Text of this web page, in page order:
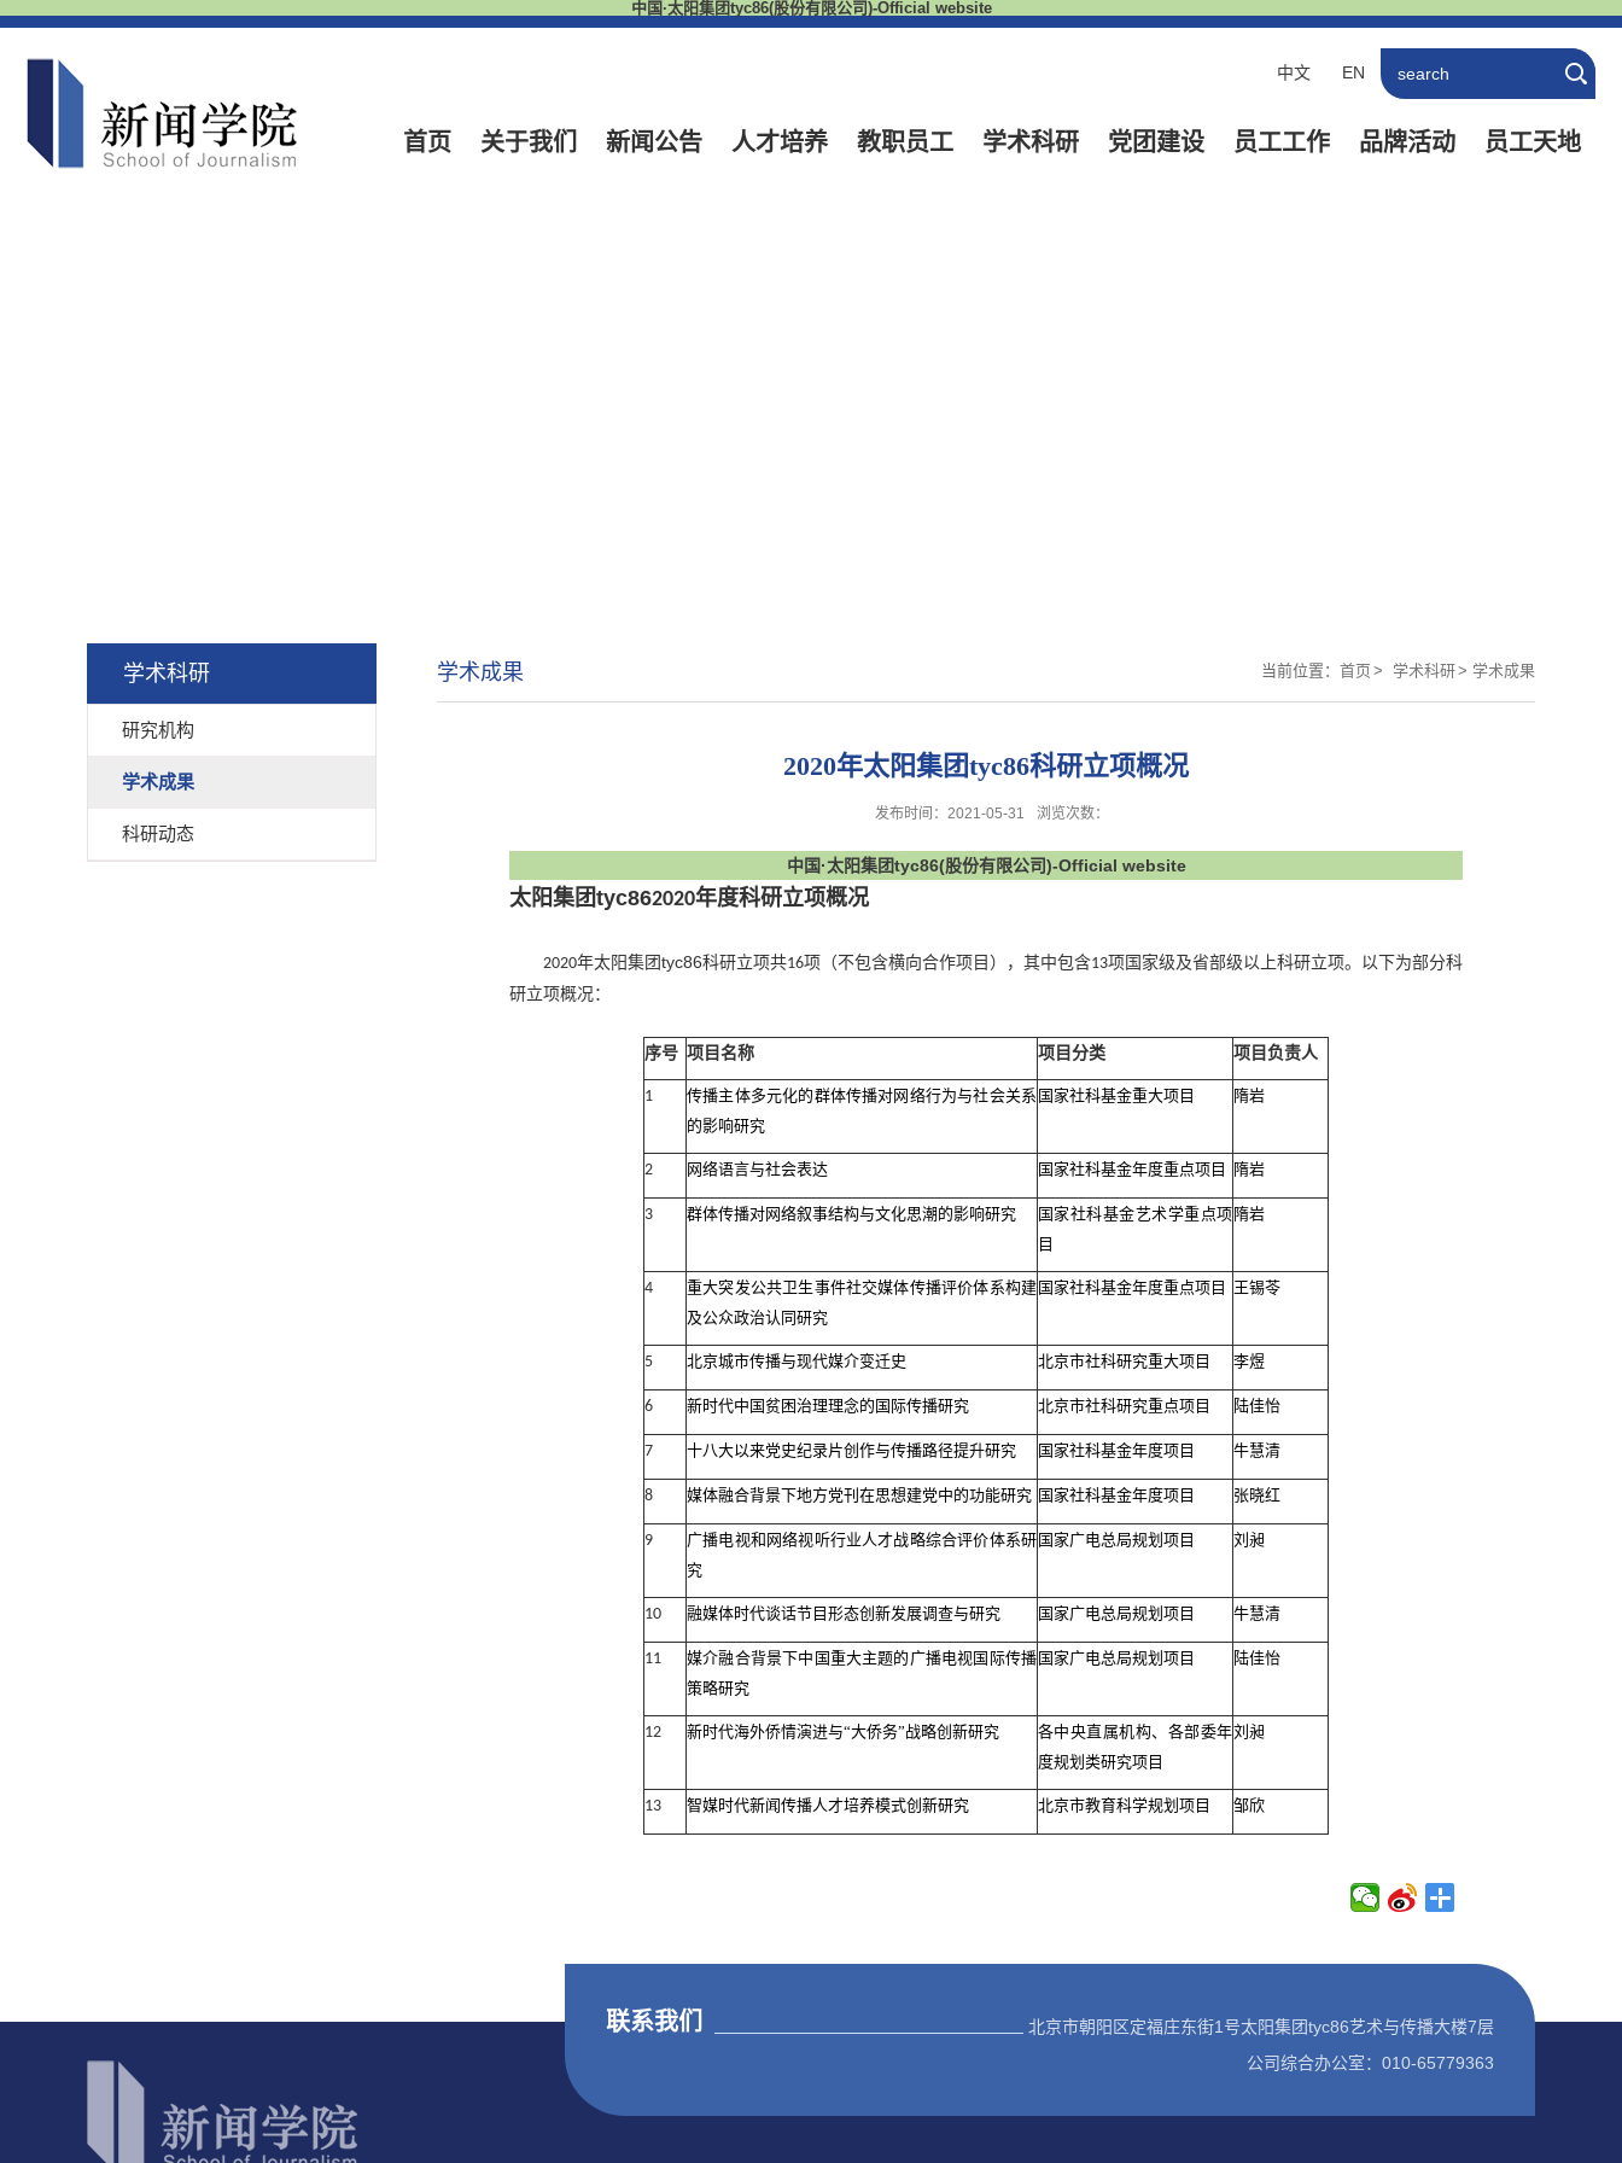
中国·太阳集团tyc86(股份有限公司)-Official website
中文 EN
首页 关于我们 新闻公告 人才培养 教职员工 学术科研 党团建设 员工工作 品牌活动 员工天地
学术科研
研究机构
学术成果
科研动态
当前位置： 首页 > 学术科研> 学术成果
学术成果
2020年太阳集团tyc86科研立项概况
发布时间：2021-05-31 浏览次数：
中国·太阳集团tyc86(股份有限公司)-Official website
太阳集团tyc862020年度科研立项概况
2020年太阳集团tyc86科研立项共16项（不包含横向合作项目），其中包含13项国家级及省部级以上科研立项。以下为部分科
研立项概况：
序号 项目名称 项目分类 项目负责人
1
传播主体多元化的群体传播对网络行为与社会关系
的影响研究
国家社科基金重大项目 隋岩
2 网络语言与社会表达 国家社科基金年度重点项目 隋岩
3 群体传播对网络叙事结构与文化思潮的影响研究
国家社科基金艺术学重点项
目
隋岩
4
重大突发公共卫生事件社交媒体传播评价体系构建
及公众政治认同研究
国家社科基金年度重点项目 王锡苓
5 北京城市传播与现代媒介变迁史 北京市社科研究重大项目 李煜
6 新时代中国贫困治理理念的国际传播研究 北京市社科研究重点项目 陆佳怡
7 十八大以来党史纪录片创作与传播路径提升研究 国家社科基金年度项目 牛慧清
8 媒体融合背景下地方党刊在思想建党中的功能研究 国家社科基金年度项目 张晓红
9
广播电视和网络视听行业人才战略综合评价体系研
究
国家广电总局规划项目 刘昶
10 融媒体时代谈话节目形态创新发展调查与研究 国家广电总局规划项目 牛慧清
11
媒介融合背景下中国重大主题的广播电视国际传播
策略研究
国家广电总局规划项目 陆佳怡
12 新时代海外侨情演进与“大侨务”战略创新研究
各中央直属机构、各部委年
度规划类研究项目
刘昶
13 智媒时代新闻传播人才培养模式创新研究 北京市教育科学规划项目 邹欣
联系我们
北京市朝阳区定福庄东街1号太阳集团tyc86艺术与传播大楼7层
公司综合办公室：010-65779363